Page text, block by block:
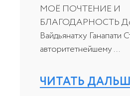
МОЁ ПОЧТЕНИЕ И
БЛАГОДАРНОСТЬ
Вайдьянатху Ганапати
авторитетнейшему ...
ЧИТАТЬ